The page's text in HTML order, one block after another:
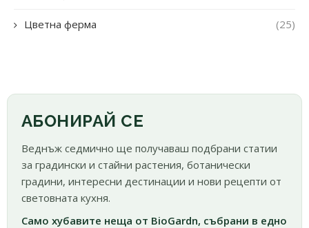
Цветна ферма (25)
АБОНИРАЙ СЕ
Веднъж седмично ще получаваш подбрани статии
за градински и стайни растения, ботанически
градини, интересни дестинации и нови рецепти от
световната кухня.
Само хубавите неща от BioGardn, събрани в едно